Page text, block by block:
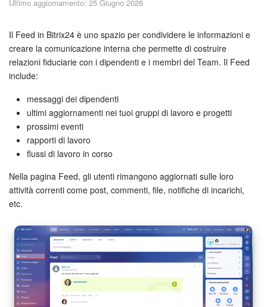
Piani e pagamento
Sicurezza in Bitrix24
Come iniziare?
CoPilot: IA in Bitrix24
Feed
Messenger
Collab
Bitrix24 Drive
Webmail
Gruppi di lavoro
Ultimo aggiornamento: 25 Giugno 2026
Il Feed in Bitrix24 è uno spazio per condividere le informazioni e
creare la comunicazione interna che permette di costruire
relazioni fiduciarie con i dipendenti e i membri del Team. Il Feed
include:
messaggi dei dipendenti
ultimi aggiornamenti nei tuoi gruppi di lavoro e progetti
prossimi eventi
rapporti di lavoro
flussi di lavoro in corso
Nella pagina Feed, gli utenti rimangono aggiornati sulle loro
attività correnti come post, commenti, file, notifiche di incarichi,
etc.